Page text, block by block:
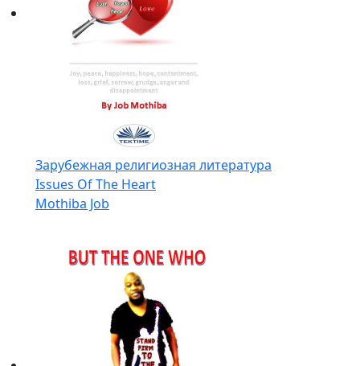
Зарубежная религиозная литература
Issues Of The Heart
Mothiba Job